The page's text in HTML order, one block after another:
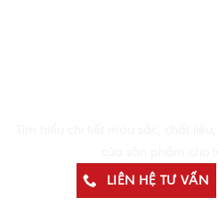
LIÊN HỆ TƯ VẤN